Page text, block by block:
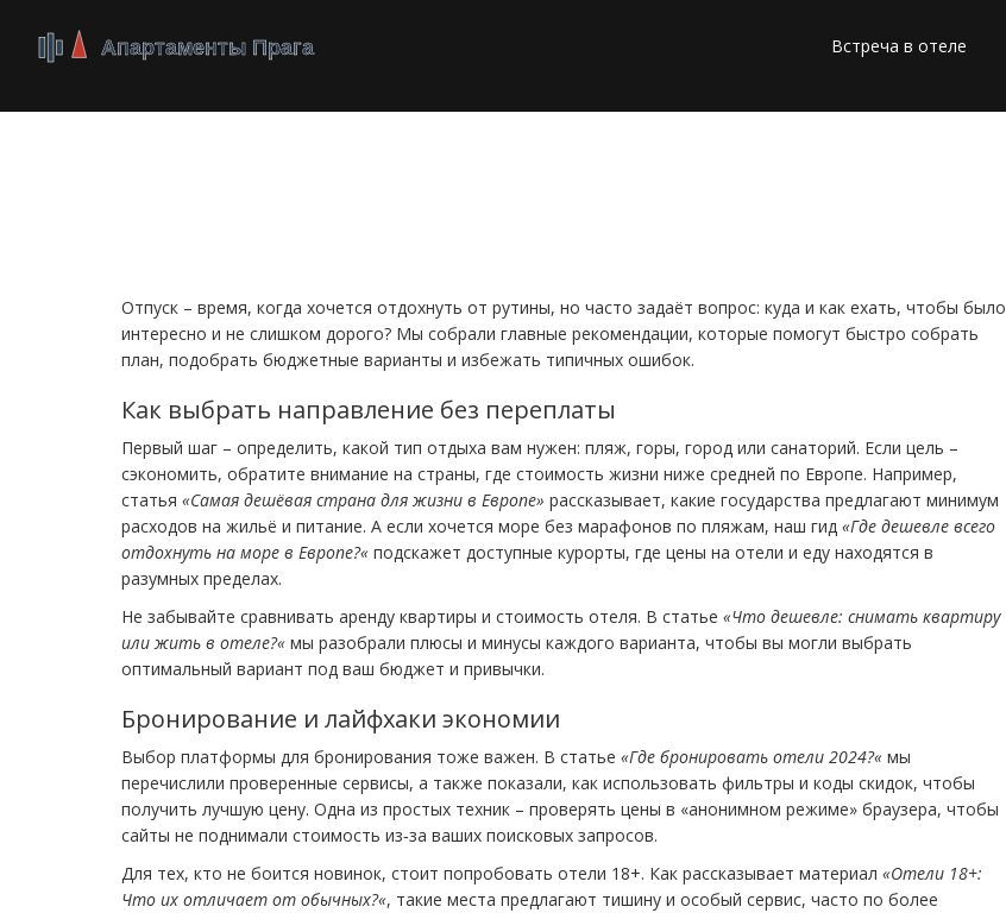
Встреча в отеле
Отпуск – время, когда хочется отдохнуть от рутины, но часто задаёт вопрос: куда и как ехать, чтобы было
интересно и не слишком дорого? Мы собрали главные рекомендации, которые помогут быстро собрать
план, подобрать бюджетные варианты и избежать типичных ошибок.
Как выбрать направление без переплаты
Первый шаг – определить, какой тип отдыха вам нужен: пляж, горы, город или санаторий. Если цель –
сэкономить, обратите внимание на страны, где стоимость жизни ниже средней по Европе. Например,
статья «Самая дешёвая страна для жизни в Европе» рассказывает, какие государства предлагают минимум
расходов на жильё и питание. А если хочется море без марафонов по пляжам, наш гид «Где дешевле всего
отдохнуть на море в Европе?« подскажет доступные курорты, где цены на отели и еду находятся в
разумных пределах.
Не забывайте сравнивать аренду квартиры и стоимость отеля. В статье «Что дешевле: снимать квартиру
или жить в отеле?« мы разобрали плюсы и минусы каждого варианта, чтобы вы могли выбрать
оптимальный вариант под ваш бюджет и привычки.
Бронирование и лайфхаки экономии
Выбор платформы для бронирования тоже важен. В статье «Где бронировать отели 2024?« мы
перечислили проверенные сервисы, а также показали, как использовать фильтры и коды скидок, чтобы
получить лучшую цену. Одна из простых техник – проверять цены в «анонимном режиме» браузера, чтобы
сайты не поднимали стоимость из‑за ваших поисковых запросов.
Для тех, кто не боится новинок, стоит попробовать отели 18+. Как рассказывает материал «Отели 18+:
Что их отличает от обычных?«, такие места предлагают тишину и особый сервис, часто по более